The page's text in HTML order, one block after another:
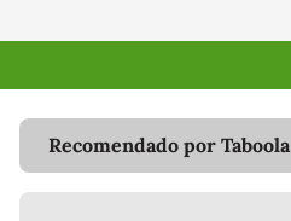
Recomendado por Taboola